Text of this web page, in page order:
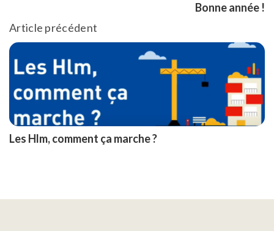
Article précédent
Les Hlm, comment ça marche ?
Bonne année !